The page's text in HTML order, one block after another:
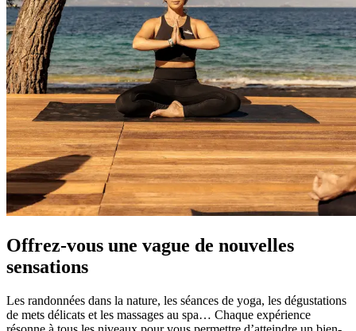
Offrez-vous une vague de nouvelles
sensations
Les randonnées dans la nature, les séances de yoga, les dégustations
de mets délicats et les massages au spa… Chaque expérience